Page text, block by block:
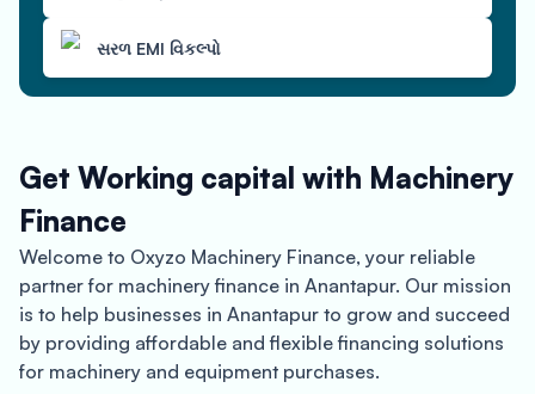
સરળ EMI વિકલ્પો
Get Working capital with Machinery
Finance
Welcome to Oxyzo Machinery Finance, your reliable
partner for machinery finance in Anantapur. Our mission
is to help businesses in Anantapur to grow and succeed
by providing affordable and flexible financing solutions
for machinery and equipment purchases.